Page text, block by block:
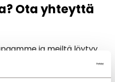
Ota yhteyttä
ja meiltä löytyy